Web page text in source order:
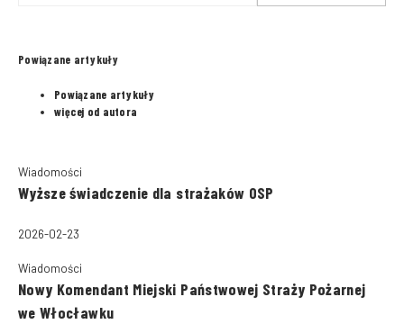
Powiązane artykuły
Powiązane artykuły
więcej od autora
Wiadomości
Wyższe świadczenie dla strażaków OSP
2026-02-23
Wiadomości
Nowy Komendant Miejski Państwowej Straży Pożarnej
we Włocławku